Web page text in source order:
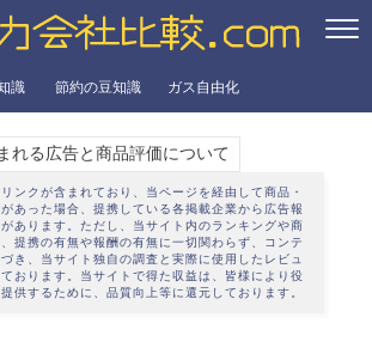
識 節約の豆知識 ガス自由化
れる広告と商品評価について
ンクが含まれており、当ページを経由して商品・
あった場合、提携している各掲載企業から広告報
あります。ただし、当サイト内のランキングや商
提携の有無や報酬の有無に一切関わらず、 コンテ
き、当サイト独自の調査と実際に使用したレビュ
おります。当サイトで得た収益は、皆様により役
供するために、品質向上等に還元しております。